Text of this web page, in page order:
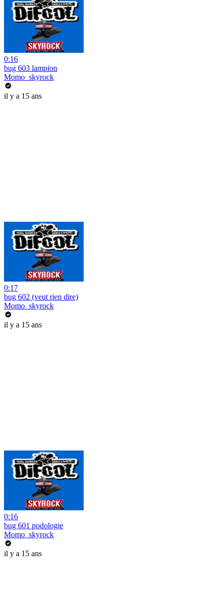
0:16
bug 603 lampion
Momo_skyrock
il y a 15 ans
0:17
bug 602 (veut rien dire)
Momo_skyrock
il y a 15 ans
0:16
bug 601 podologie
Momo_skyrock
il y a 15 ans